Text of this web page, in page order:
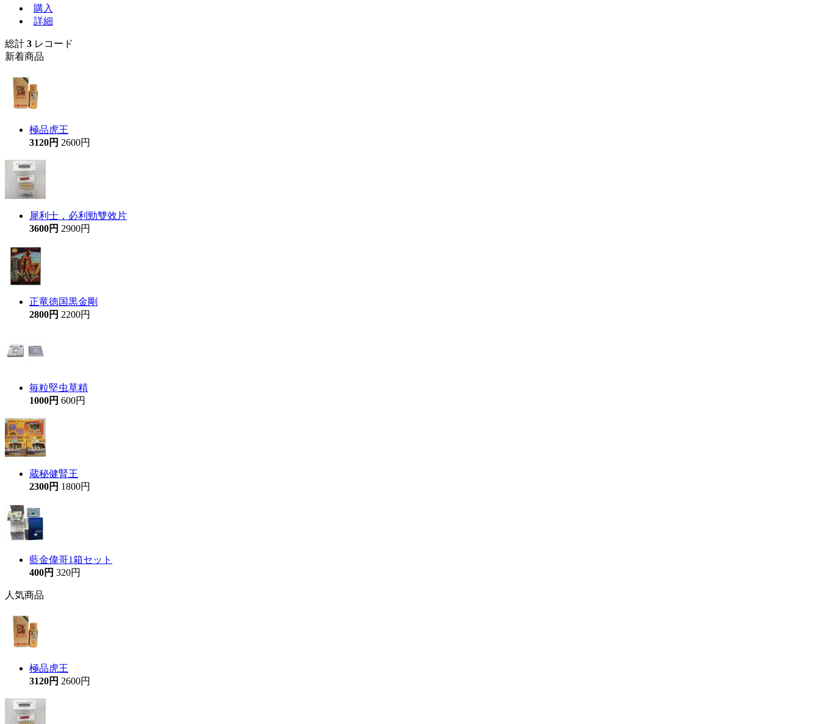
購入
詳細
総計 3 レコード
新着商品
極品虎王
3120円 2600円
犀利士，必利勁雙效片
3600円 2900円
正竜徳国黒金剛
2800円 2200円
毎粒堅虫草精
1000円 600円
蔵秘健腎王
2300円 1800円
藍金偉哥1箱セット
400円 320円
人気商品
極品虎王
3120円 2600円